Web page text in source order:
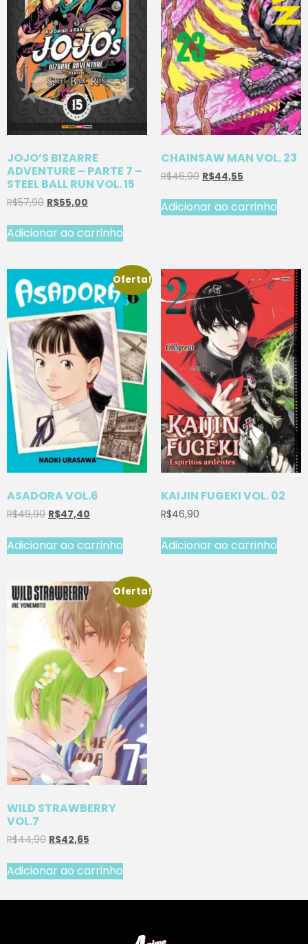
JOJO’S BIZARRE
ADVENTURE – PARTE 7 –
STEEL BALL RUN VOL. 15
R$57,90 R$55,00
Adicionar ao carrinho
CHAINSAW MAN VOL. 23
R$46,90 R$44,55
Adicionar ao carrinho
Oferta!
ASADORA VOL.6
R$49,90 R$47,40
Adicionar ao carrinho
KAIJIN FUGEKI VOL. 02
R$46,90
Adicionar ao carrinho
Oferta!
WILD STRAWBERRY
VOL.7
R$44,90 R$42,65
Adicionar ao carrinho